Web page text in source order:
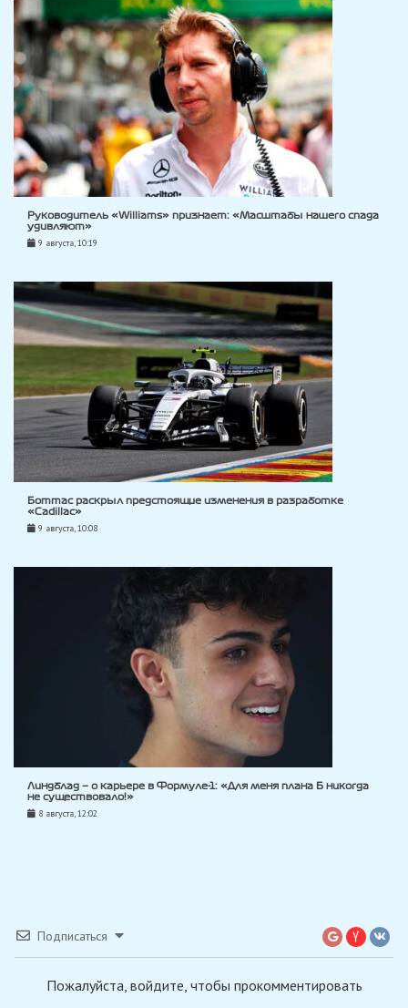
Руководитель «Williams» признает: «Масштабы нашего спада
удивляют»
9 августа, 10:19
Боттас раскрыл предстоящие изменения в разработке
«Cadillac»
9 августа, 10:08
Линдблад — о карьере в Формуле-1: «Для меня плана Б никогда
не существовало!»
8 августа, 12:02
Подписаться
Пожалуйста, войдите, чтобы прокомментировать